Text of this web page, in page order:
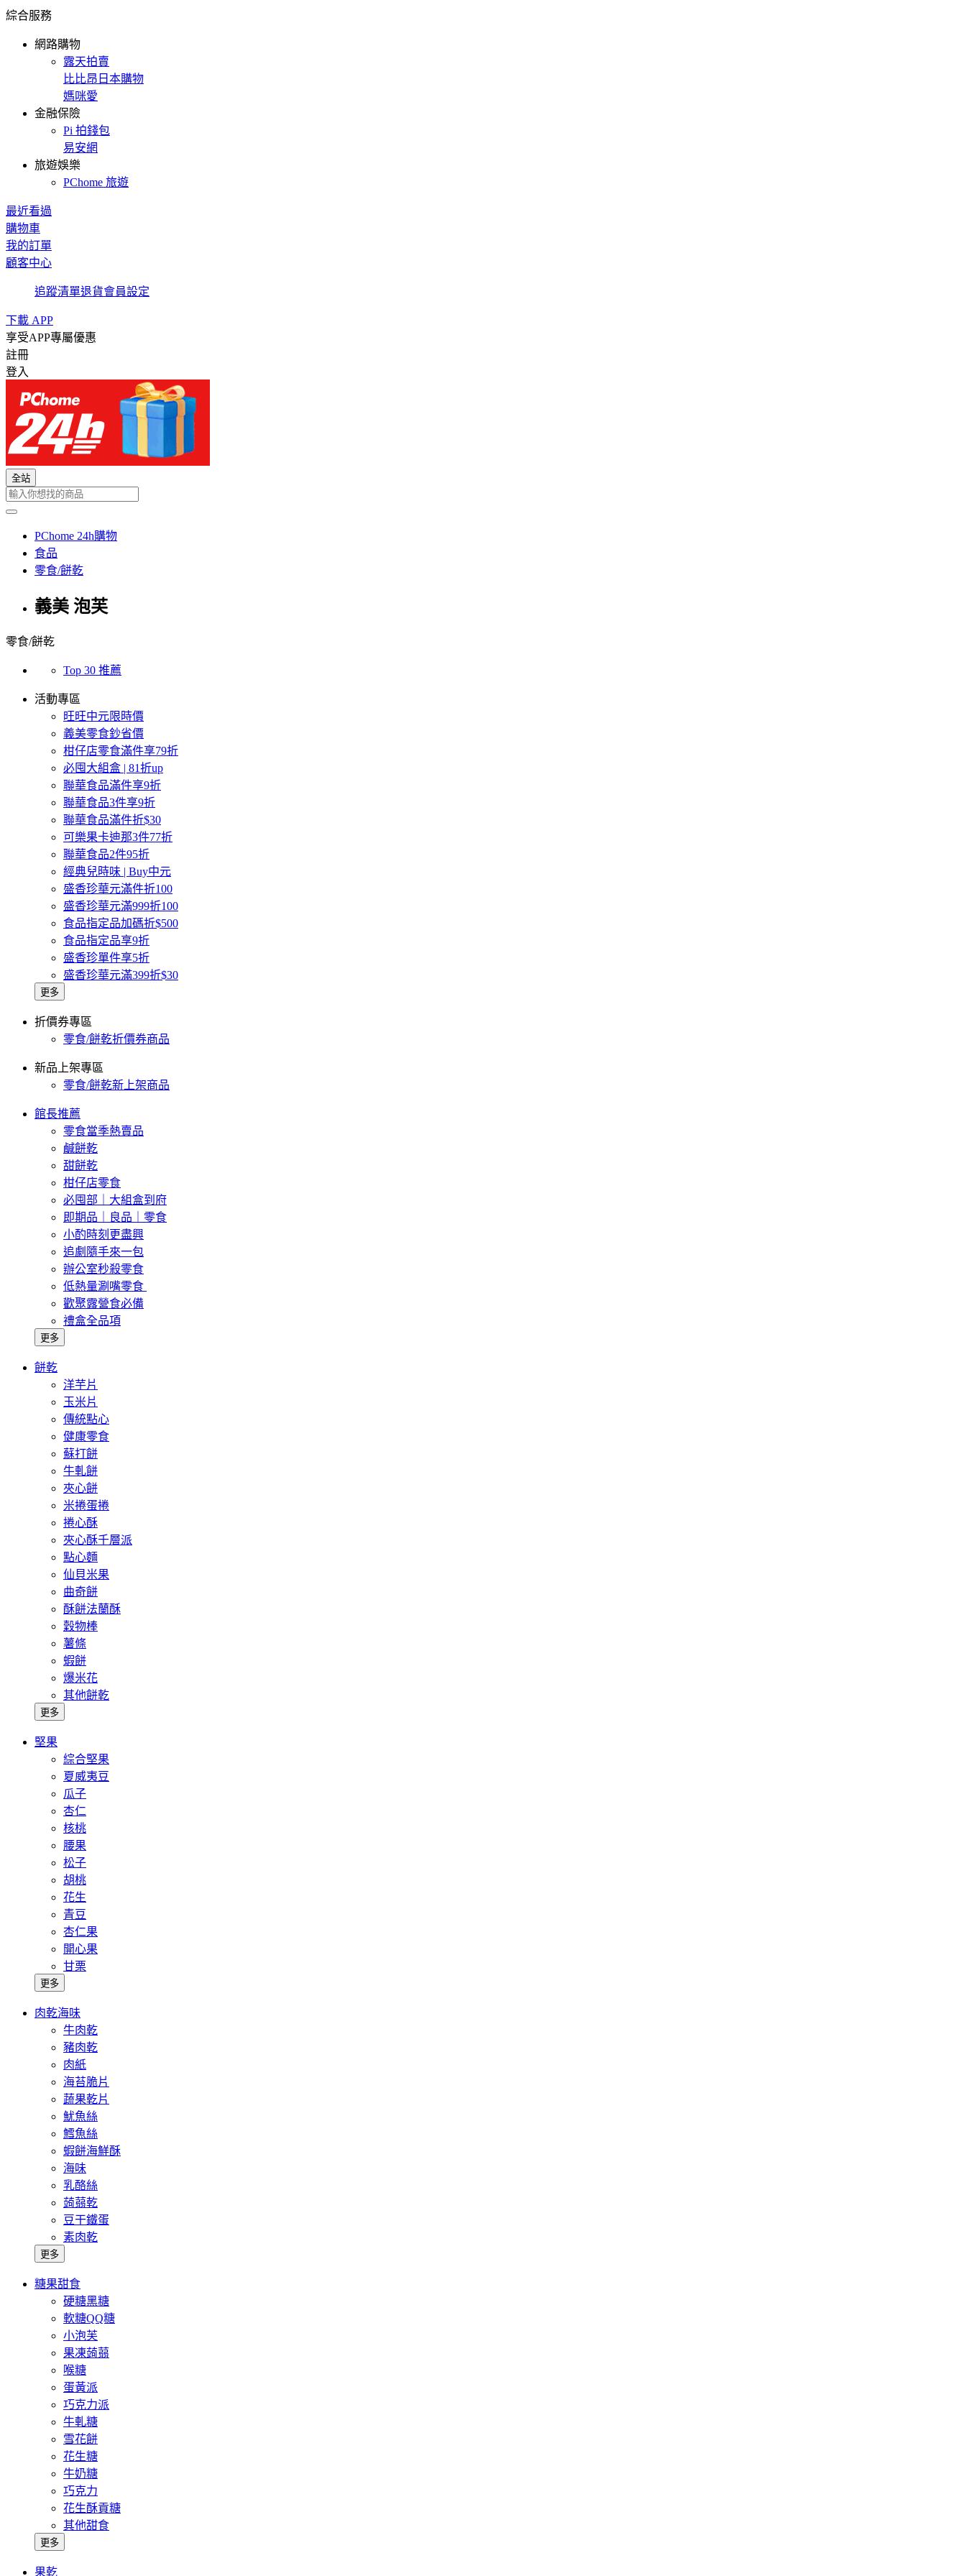
綜合服務
網路購物
露天拍賣
比比昂日本購物
媽咪愛
金融保險
Pi 拍錢包
易安網
旅遊娛樂
PChome 旅遊
最近看過
購物車
我的訂單
顧客中心
追蹤清單退貨會員設定
下載 APP
享受APP專屬優惠
註冊
登入
全站
PChome 24h購物
食品
零食/餅乾
義美 泡芙
零食/餅乾
Top 30 推薦
活動專區
旺旺中元限時價
義美零食鈔省價
柑仔店零食滿件享79折
必囤大組盒 | 81折up
聯華食品滿件享9折
聯華食品3件享9折
聯華食品滿件折$30
可樂果卡迪那3件77折
聯華食品2件95折
經典兒時味 | Buy中元
盛香珍華元滿件折100
盛香珍華元滿999折100
食品指定品加碼折$500
食品指定品享9折
盛香珍單件享5折
盛香珍華元滿399折$30
更多
折價券專區
零食/餅乾折價券商品
新品上架專區
零食/餅乾新上架商品
館長推薦
零食當季熱賣品
鹹餅乾
甜餅乾
柑仔店零食
必囤部｜大組盒到府
即期品｜良品｜零食
小酌時刻更盡興
追劇隨手來一包
辦公室秒殺零食
低熱量涮嘴零食
歡聚露營食必備
禮盒全品項
更多
餅乾
洋芋片
玉米片
傳統點心
健康零食
蘇打餅
牛軋餅
夾心餅
米捲蛋捲
捲心酥
夾心酥千層派
點心麵
仙貝米果
曲奇餅
酥餅法蘭酥
穀物棒
薯條
蝦餅
爆米花
其他餅乾
更多
堅果
綜合堅果
夏威夷豆
瓜子
杏仁
核桃
腰果
松子
胡桃
花生
青豆
杏仁果
開心果
甘栗
更多
肉乾海味
牛肉乾
豬肉乾
肉紙
海苔脆片
蔬果乾片
魷魚絲
鱈魚絲
蝦餅海鮮酥
海味
乳酪絲
蒟蒻乾
豆干鐵蛋
素肉乾
更多
糖果甜食
硬糖黑糖
軟糖QQ糖
小泡芙
果凍蒟蒻
喉糖
蛋黃派
巧克力派
牛軋糖
雪花餅
花生糖
牛奶糖
巧克力
花生酥貢糖
其他甜食
更多
果乾